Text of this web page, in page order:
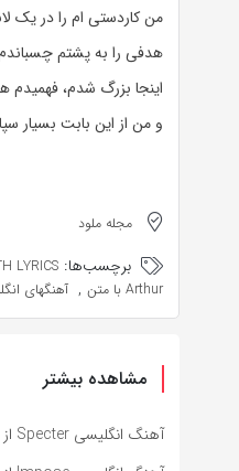
من کاردستی ام را در یک
هدفی را به پشتم
اینجا بزرگ شدم،
و من از این بابت بسیار
مجله ملود
برچسب‌ها: LYRICS
Arthur با متن
, آهنگهای
مشاهده بیشتر
آهنگ انگلیسی Specter از Bad Omens به همراه متن و ترجمه مجزا